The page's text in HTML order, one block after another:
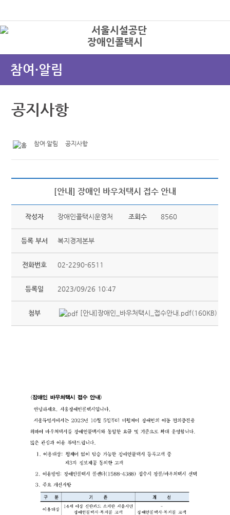
장애인콜택시
참여·알림
공지사항
참여·알림 공지사항
[안내] 장애인 바우처택시 접수 안내
작성자 장애인콜택시운영처 조회수 8560
등록 부서 복지경제본부
전화번호 02-2290-6511
등록일 2023/09/26 10:47
첨부 [안내]장애인_바우처택시_접수안내.pdf(160KB)